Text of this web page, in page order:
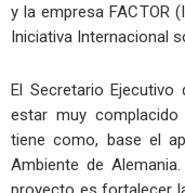
y la empresa FACTOR
Iniciativa Internacional
El Secretario Ejecutivo
estar muy
tiene como, base el
Ambiente de